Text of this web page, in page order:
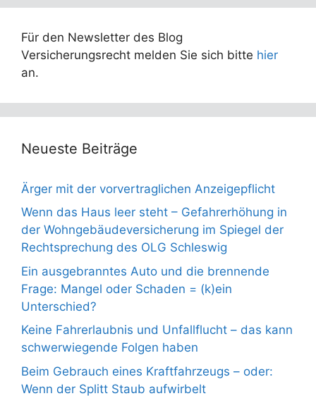
Für den Newsletter des Blog
Versicherungsrecht melden Sie sich bitte hier
an.
Neueste Beiträge
Ärger mit der vorvertraglichen Anzeigepflicht
Wenn das Haus leer steht – Gefahrerhöhung in
der Wohngebäudeversicherung im Spiegel der
Rechtsprechung des OLG Schleswig
Ein ausgebranntes Auto und die brennende
Frage: Mangel oder Schaden = (k)ein
Unterschied?
Keine Fahrerlaubnis und Unfallflucht – das kann
schwerwiegende Folgen haben
Beim Gebrauch eines Kraftfahrzeugs – oder:
Wenn der Splitt Staub aufwirbelt